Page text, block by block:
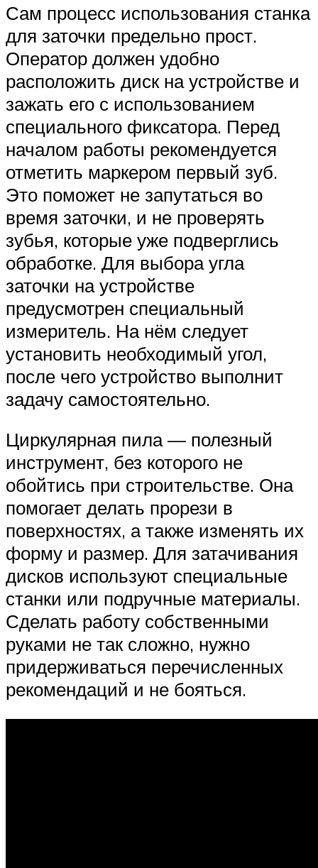
Сам процесс использования станка
для заточки предельно прост.
Оператор должен удобно
расположить диск на устройстве и
зажать его с использованием
специального фиксатора. Перед
началом работы рекомендуется
отметить маркером первый зуб.
Это поможет не запутаться во
время заточки, и не проверять
зубья, которые уже подверглись
обработке. Для выбора угла
заточки на устройстве
предусмотрен специальный
измеритель. На нём следует
установить необходимый угол,
после чего устройство выполнит
задачу самостоятельно.
Циркулярная пила — полезный
инструмент, без которого не
обойтись при строительстве. Она
помогает делать прорези в
поверхностях, а также изменять их
форму и размер. Для затачивания
дисков используют специальные
станки или подручные материалы.
Сделать работу собственными
руками не так сложно, нужно
придерживаться перечисленных
рекомендаций и не бояться.